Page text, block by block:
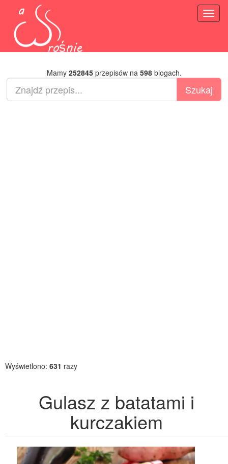
Mamy 252845przepisów na 598blogach.
Wyświetlono: 631 razy
Gulasz z batatami i
kurczakiem